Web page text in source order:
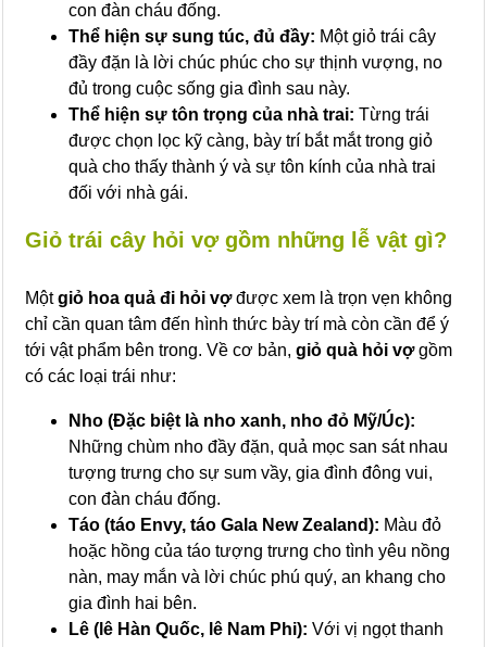
con đàn cháu đống.
Thể hiện sự sung túc, đủ đầy: Một giỏ trái cây
đầy đặn là lời chúc phúc cho sự thịnh vượng, no
đủ trong cuộc sống gia đình sau này.
Thể hiện sự tôn trọng của nhà trai: Từng trái
được chọn lọc kỹ càng, bày trí bắt mắt trong giỏ
quà cho thấy thành ý và sự tôn kính của nhà trai
đối với nhà gái.
Giỏ trái cây hỏi vợ gồm những lễ vật gì?
Mộtgiỏ hoa quả đi hỏi vợđược xem là trọn vẹn không
chỉ cần quan tâm đến hình thức bày trí mà còn cần để ý
tới vật phẩm bên trong. Về cơ bản, giỏ quà hỏi vợgồm
có các loại trái như:
Nho (Đặc biệt là nho xanh, nho đỏ Mỹ/Úc):
Những chùm nho đầy đặn, quả mọc san sát nhau
tượng trưng cho sự sum vầy, gia đình đông vui,
con đàn cháu đống.
Táo (táo Envy, táo Gala New Zealand): Màu đỏ
hoặc hồng của táo tượng trưng cho tình yêu nồng
nàn, may mắn và lời chúc phú quý, an khang cho
gia đình hai bên.
Lê (lê Hàn Quốc, lê Nam Phi): Với vị ngọt thanh